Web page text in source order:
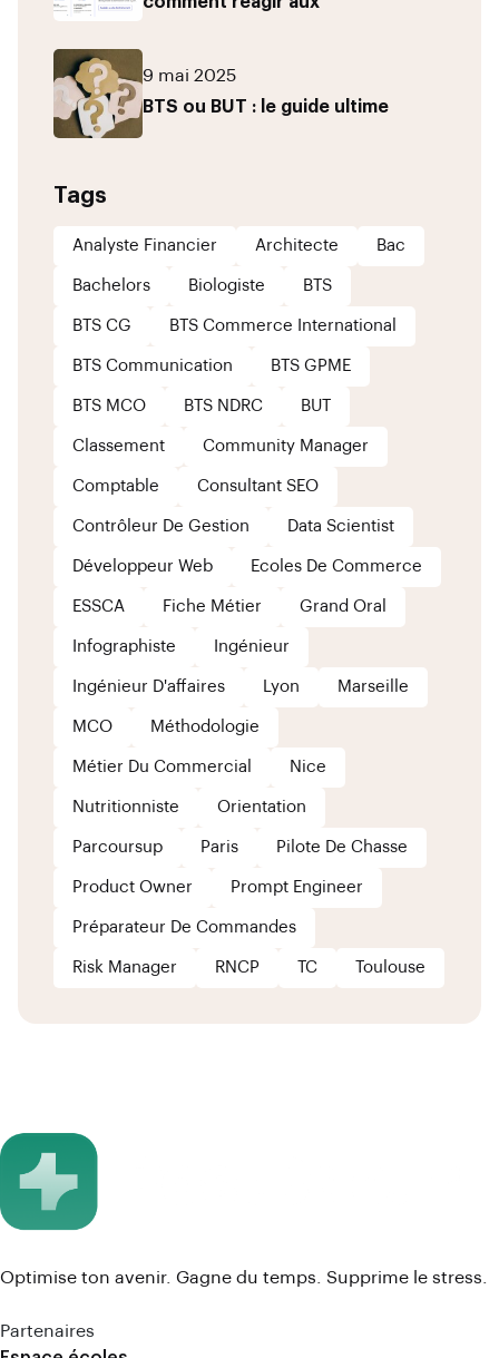
9 mai 2025
BTS ou BUT : le guide ultime
Tags
Analyste Financier Architecte Bac
Bachelors Biologiste BTS
BTS CG BTS Commerce International
BTS Communication BTS GPME
BTS MCO BTS NDRC BUT
Classement Community Manager
Comptable Consultant SEO
Contrôleur De Gestion Data Scientist
Développeur Web Ecoles De Commerce
ESSCA Fiche Métier Grand Oral
Infographiste Ingénieur
Ingénieur D'affaires Lyon Marseille
MCO Méthodologie
Métier Du Commercial Nice
Nutritionniste Orientation
Parcoursup Paris Pilote De Chasse
Product Owner Prompt Engineer
Préparateur De Commandes
Risk Manager RNCP TC Toulouse
Optimise ton avenir. Gagne du temps. Supprime le stress.
Partenaires